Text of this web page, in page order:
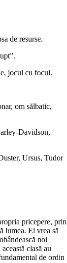
de resurse.
jocul cu focul.
om sălbatic,
Davidson,
Ursus, Tudor
pricepere, prin
lumea. El vrea să
noi
clasă au
de ordin